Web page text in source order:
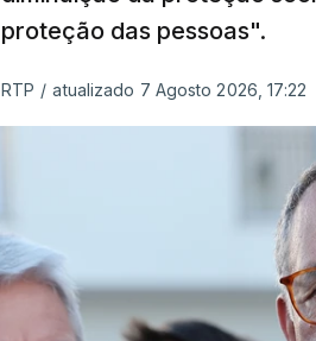
proteção das pessoas".
RTP / atualizado 7 Agosto 2026, 17:22